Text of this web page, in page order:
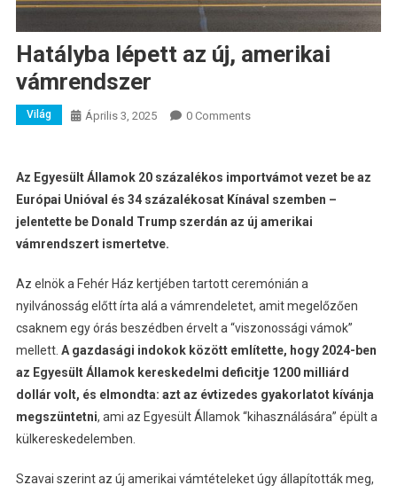
Hatályba lépett az új, amerikai
vámrendszer
Világ Április 3, 2025 0 Comments
Az Egyesült Államok 20 százalékos importvámot vezet be az
Európai Unióval és 34 százalékosat Kínával szemben –
jelentette be Donald Trump szerdán az új amerikai
vámrendszert ismertetve.
Az elnök a Fehér Ház kertjében tartott ceremónián a
nyilvánosság előtt írta alá a vámrendeletet, amit megelőzően
csaknem egy órás beszédben érvelt a “viszonossági vámok”
mellett. A gazdasági indokok között említette, hogy 2024-ben
az Egyesült Államok kereskedelmi deficitje 1200 milliárd
dollár volt, és elmondta: azt az évtizedes gyakorlatot kívánja
megszüntetni, ami az Egyesült Államok “kihasználására” épült a
külkereskedelemben.
Szavai szerint az új amerikai vámtételeket úgy állapították meg,